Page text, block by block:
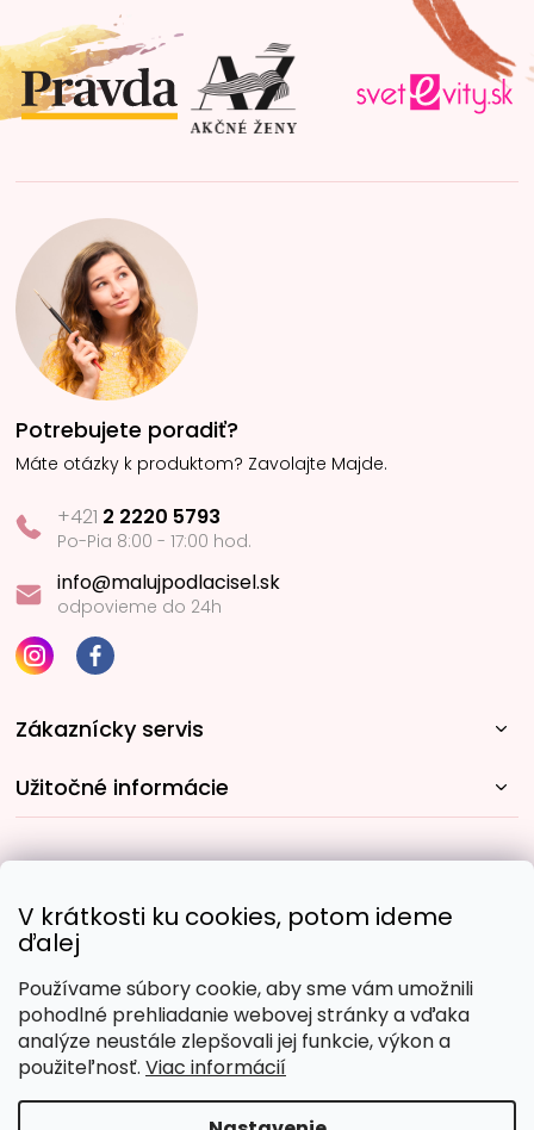
V krátkosti ku cookies, potom ideme
ďalej
Používame súbory cookie, aby sme vám umožnili
pohodlné prehliadanie webovej stránky a vďaka
analýze neustále zlepšovali jej funkcie, výkon a
použiteľnosť. Viac informácií
t
i
e
Potrebujete poradiť?
Máte otázky k produktom? Zavolajte Majde.
+421 2 2220 5793
Po-Pia 8:00 - 17:00 hod.
info@malujpodlacisel.sk
odpovieme do 24h
Zákaznícky servis
Užitočné informácie
Obľúbené spôsoby platby: